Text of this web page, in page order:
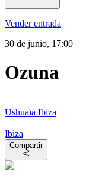
Vender entrada
30 de junio, 17:00
Ozuna
Ushuaïa Ibiza
Ibiza
Compartir